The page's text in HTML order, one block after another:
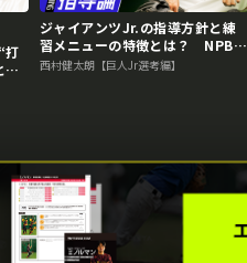
打
に
ジャイアンツJr.の指導方針と練
習メニューの特徴とは？ NPBジ
ュニア合格のために必要な準備
西村健太朗【巨人Jr選考編】